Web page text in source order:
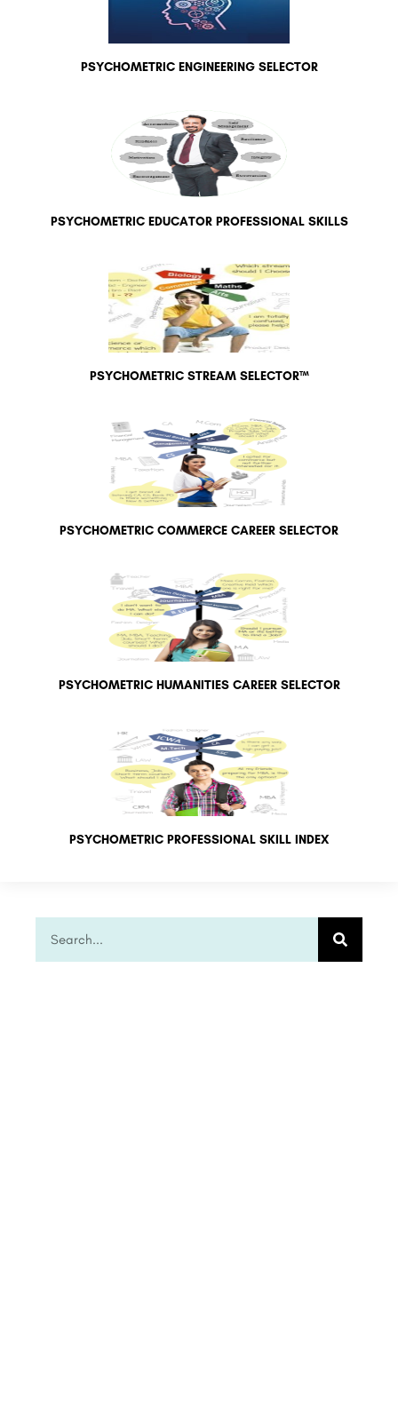
PSYCHOMETRIC ENGINEERING SELECTOR
PSYCHOMETRIC EDUCATOR PROFESSIONAL SKILLS
PSYCHOMETRIC STREAM SELECTOR™
PSYCHOMETRIC COMMERCE CAREER SELECTOR
PSYCHOMETRIC HUMANITIES CAREER SELECTOR
PSYCHOMETRIC PROFESSIONAL SKILL INDEX